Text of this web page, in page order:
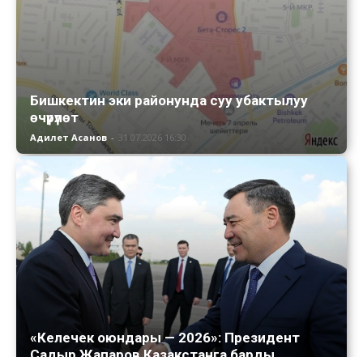
Бишкектин эки районунда суу убактылуу
өчүрүлөт
Адилет Асанов - 31.07.2026 16:30
«Келечек оюндары — 2026»: Президент